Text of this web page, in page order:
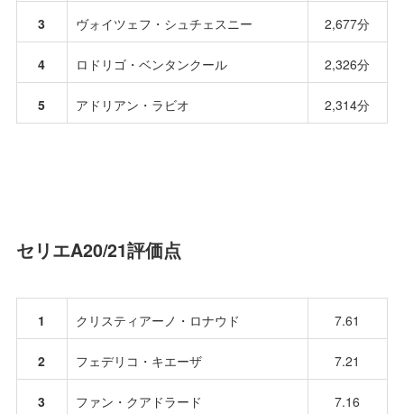
3 ヴォイツェフ・シュチェスニー 2,677分
4 ロドリゴ・ベンタンクール 2,326分
5 アドリアン・ラビオ 2,314分
セリエA20/21評価点
1 クリスティアーノ・ロナウド 7.61
2 フェデリコ・キエーザ 7.21
3 ファン・クアドラード 7.16